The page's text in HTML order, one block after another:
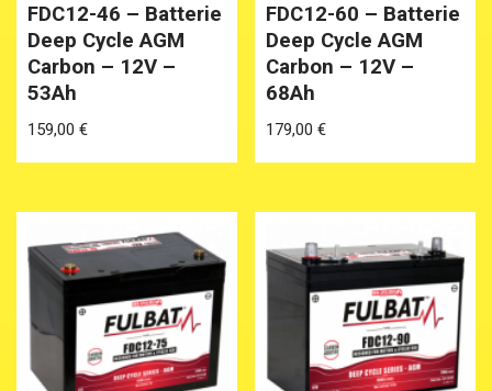
FDC12-46 – Batterie
Deep Cycle AGM
Carbon – 12V –
53Ah
159,00 €
FDC12-60 – Batterie
Deep Cycle AGM
Carbon – 12V –
68Ah
179,00€